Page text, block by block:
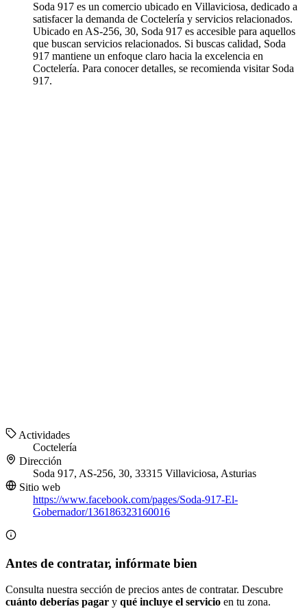
Soda 917 es un comercio ubicado en Villaviciosa, dedicado a
satisfacer la demanda de Coctelería y servicios relacionados.
Ubicado en AS-256, 30, Soda 917 es accesible para aquellos
que buscan servicios relacionados. Si buscas calidad, Soda
917 mantiene un enfoque claro hacia la excelencia en
Coctelería. Para conocer detalles, se recomienda visitar Soda
917.
Actividades
Coctelería
Dirección
Soda 917, AS-256, 30, 33315 Villaviciosa, Asturias
Sitio web
https://www.facebook.com/pages/Soda-917-El-
Gobernador/136186323160016
Antes de contratar, infórmate bien
Consulta nuestra sección de precios antes de contratar. Descubre
cuánto deberías pagar y qué incluye el servicio en tu zona.